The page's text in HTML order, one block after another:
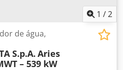
1 /2
de água,
S.p.A. Aries
– 539 kW